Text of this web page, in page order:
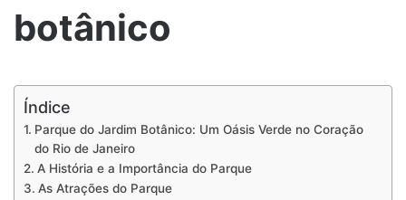
botânico
Índice
Parque do Jardim Botânico: Um Oásis Verde no Coração
do Rio de Janeiro
A História e a Importância do Parque
As Atrações do Parque